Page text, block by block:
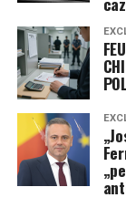
Un produs
extrem de
Fereastra
sau materiale
barieră
produsul
păstrează
perioadei de